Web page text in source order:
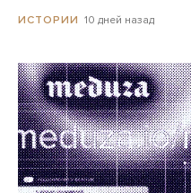
ИСТОРИИ 10 дней назад